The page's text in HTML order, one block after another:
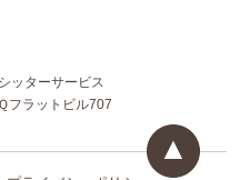
ッターサービス
フラットビル707